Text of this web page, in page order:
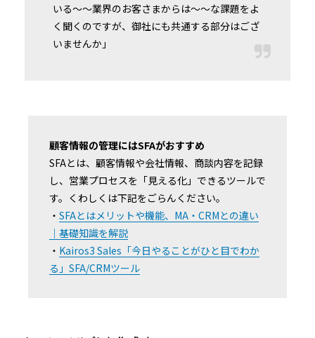
いる〜〜業界のお客さまからは〜〜な課題をよ
く聞くのですが、御社にも共通する部分はござ
いませんか」
顧客情報の管理にはSFAがおすすめ
SFAとは、顧客情報や会社情報、商談内容を記録
し、営業プロセスを「見える化」できるツールで
す。くわしくは下記をごらんください。
・ SFAとはメリットや機能、MA・CRMとの違い
｜基礎知識を解説
・ Kairos3 Sales「今日やることがひと目でわか
る」SFA/CRMツール